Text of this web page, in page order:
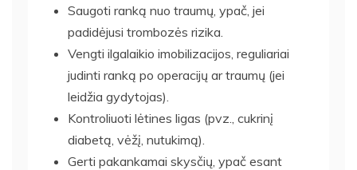
Saugoti ranką nuo traumų, ypač, jei
padidėjusi trombozės rizika.
Vengti ilgalaikio imobilizacijos, reguliariai
judinti ranką po operacijų ar traumų (jei
leidžia gydytojas).
Kontroliuoti lėtines ligas (pvz., cukrinį
diabetą, vėžį, nutukimą).
Gerti pakankamai skysčių, ypač esant